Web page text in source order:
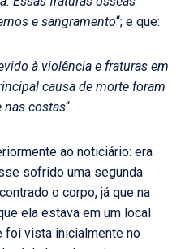
e sangramento“; e que:
à violência e fraturas em
causa de morte foram
nas costas“.
ao noticiário: era
sofrido uma segunda
o corpo, já que na
ela estava em um local
foi vista inicialmente no